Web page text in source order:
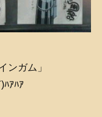
ンガム」
ﾊｱﾊｱ